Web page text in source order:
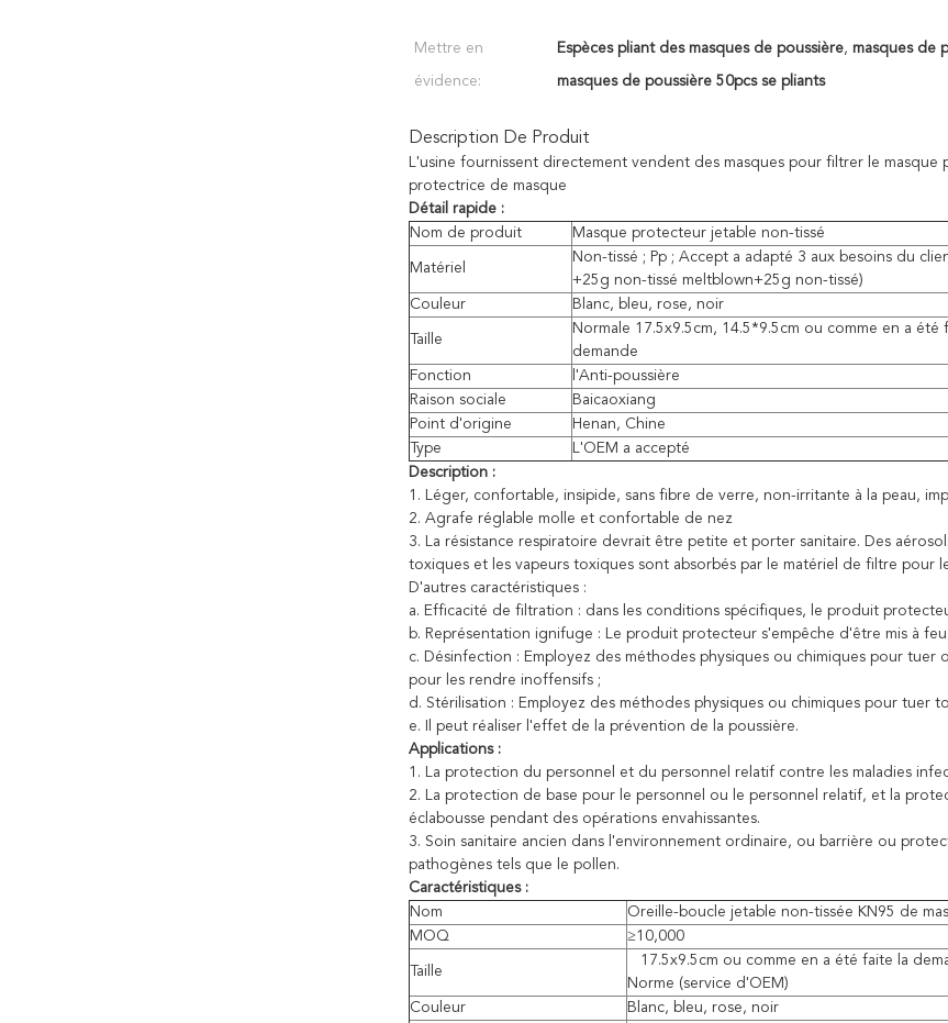
Mettre en
évidence:
Espèces pliant des masques de poussière, masques de
masques de poussière 50pcs se pliants
Description De Produit
L'usine fournissent directement vendent des masques pour filtrer le
protectrice de masque
Détail rapide :
Nom de produit
Masque protecteur jetable non-tissé
Matériel
Non-tissé ; Pp ; Accept a adapté 3 aux besoins du
+25g non-tissé meltblown+25g non-tissé)
Couleur
Blanc, bleu, rose, noir
Taille
Normale 17.5x9.5cm, 14.5*9.5cm ou comme en a été
demande
Fonction
l'Anti-poussière
Raison sociale
Baicaoxiang
Point d'origine
Henan, Chine
Type
L'OEM a accepté
Description :
1. Léger, confortable, insipide, sans fibre de verre, non-irritante à la peau,
2. Agrafe réglable molle et confortable de nez
3. La résistance respiratoire devrait être petite et porter sanitaire. Des
toxiques et les vapeurs toxiques sont absorbés par le matériel de filtre pour
D'autres caractéristiques :
a. Efficacité de filtration : dans les conditions spécifiques, le produit
b. Représentation ignifuge : Le produit protecteur s'empêche d'être mis à
c. Désinfection : Employez des méthodes physiques ou chimiques pour tuer
pour les rendre inoffensifs ;
d. Stérilisation : Employez des méthodes physiques ou chimiques pour tuer
e. Il peut réaliser l'effet de la prévention de la poussière.
Applications :
1. La protection du personnel et du personnel relatif contre les maladies
2. La protection de base pour le personnel ou le personnel relatif, et la
éclabousse pendant des opérations envahissantes.
3. Soin sanitaire ancien dans l'environnement ordinaire, ou barrière ou
pathogènes tels que le pollen.
Caractéristiques :
Nom
Oreille-boucle jetable non-tissée KN95 de
MOQ
≥10,000
Taille
17.5x9.5cm ou comme en a été faite la
Norme (service d'OEM)
Couleur
Blanc, bleu, rose, noir